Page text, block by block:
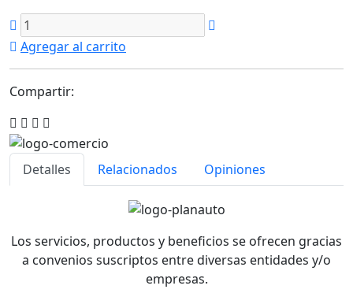
Agregar al carrito
Compartir:
Detalles Relacionados Opiniones
Los servicios, productos y beneficios se ofrecen gracias
a convenios suscriptos entre diversas entidades y/o
empresas.